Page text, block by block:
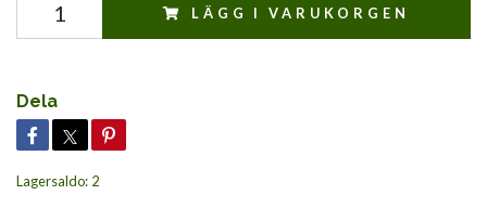
LÄGG I VARUKORGEN
Dela
Lagersaldo: 2